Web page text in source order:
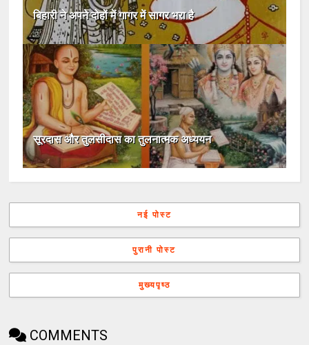
बिहारी ने अपने दोहों में गागर में सागर भरा है
सूरदास और तुलसीदास का तुलनात्मक अध्ययन
नई पोस्ट
पुरानी पोस्ट
मुख्यपृष्ठ
COMMENTS